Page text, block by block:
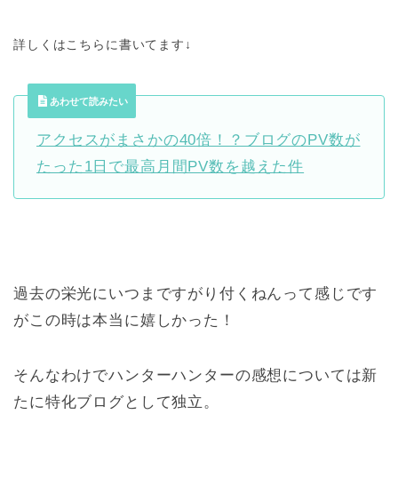
詳しくはこちらに書いてます↓
あわせて読みたい
アクセスがまさかの40倍！？ブログのPV数が
たった1日で最高月間PV数を越えた件
過去の栄光にいつまですがり付くねんって感じです
がこの時は本当に嬉しかった！
そんなわけでハンターハンターの感想については新
たに特化ブログとして独立。